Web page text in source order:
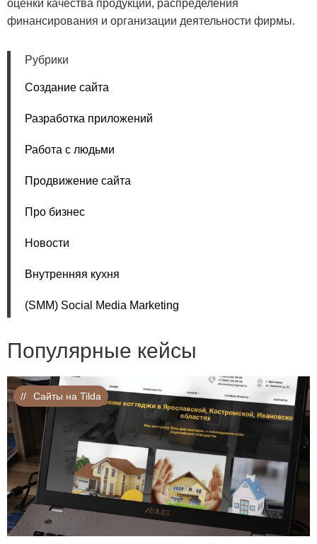
оценки качества продукции, распределения
финансирования и организации деятельности фирмы.
Рубрики
Создание сайта
Разработка приложений
Работа с людьми
Продвижение сайта
Про бизнес
Новости
Внутренняя кухня
(SMM) Social Media Marketing
Популярные кейсы
Сайты на Tilda